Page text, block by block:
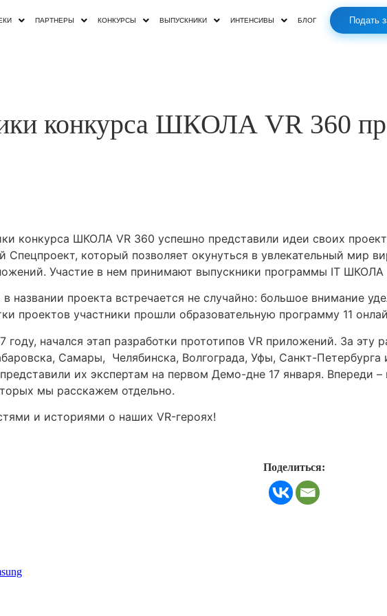
ПАРТНЕРЫ КОНКУРСЫ ВЫПУСКНИКИ ИНТЕНСИВЫ БЛОГ Подать
конкурса ШКОЛА VR 360
конкурса ШКОЛА VR 360 успешно представили идеи своих
который позволяет окунуться в увлекательный мир
Участие в нем принимают выпускники программы IT ШКОЛА
названии проекта встречается не случайно: большое внимание
проектов участники прошли образовательную программу 11
году, начался этап разработки прототипов VR приложений. За эту
Самары, Челябинска, Волгограда, Уфы, Санкт-
их экспертам на первом Демо-дне 17 января. Впереди
мы расскажем отдельно.
и историями о наших VR-героях!
Поделиться: